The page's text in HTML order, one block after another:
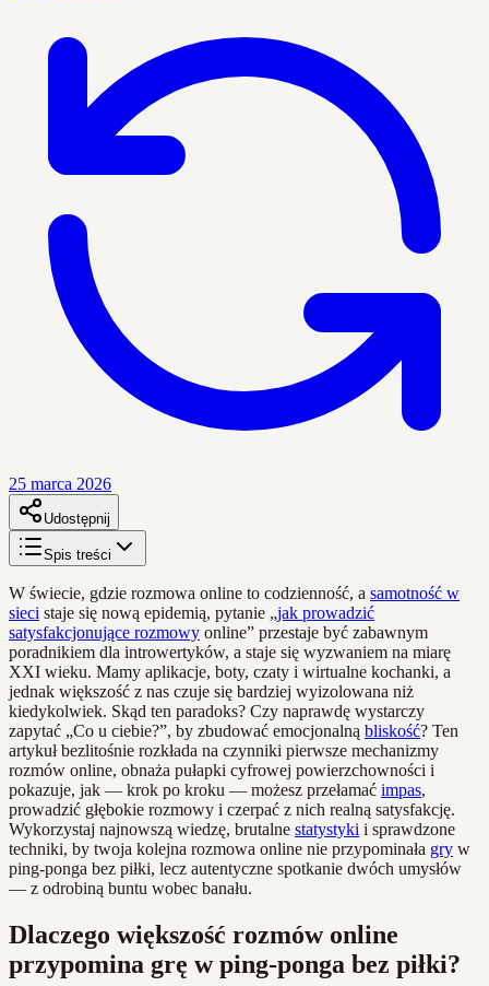
25 marca 2026
Udostępnij
Spis treści
W świecie, gdzie rozmowa online to codzienność, a samotność w
sieci staje się nową epidemią, pytanie „jak prowadzić
satysfakcjonujące rozmowy online” przestaje być zabawnym
poradnikiem dla introwertyków, a staje się wyzwaniem na miarę
XXI wieku. Mamy aplikacje, boty, czaty i wirtualne kochanki, a
jednak większość z nas czuje się bardziej wyizolowana niż
kiedykolwiek. Skąd ten paradoks? Czy naprawdę wystarczy
zapytać „Co u ciebie?”, by zbudować emocjonalną bliskość? Ten
artykuł bezlitośnie rozkłada na czynniki pierwsze mechanizmy
rozmów online, obnaża pułapki cyfrowej powierzchowności i
pokazuje, jak — krok po kroku — możesz przełamać impas,
prowadzić głębokie rozmowy i czerpać z nich realną satysfakcję.
Wykorzystaj najnowszą wiedzę, brutalne statystyki i sprawdzone
techniki, by twoja kolejna rozmowa online nie przypominała gry w
ping-ponga bez piłki, lecz autentyczne spotkanie dwóch umysłów
— z odrobiną buntu wobec banału.
Dlaczego większość rozmów online
przypomina grę w ping-ponga bez piłki?